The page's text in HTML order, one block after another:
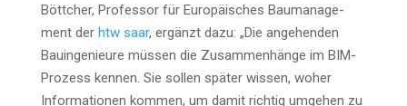
Bött­cher, Pro­fes­sor für Euro­päi­sches Bau­ma­nage­
ment der htw saar, ergänzt dazu: „Die ange­hen­den
Bau­in­ge­nieu­re müs­sen die Zusam­men­hän­ge im BIM-
Pro­zess ken­nen. Sie sol­len spä­ter wis­sen, woher
Infor­ma­tio­nen kom­men, um damit rich­tig umge­hen zu